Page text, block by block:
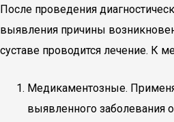
После проведения
выявления причины
суставе проводится лечение. К
Медикаментозные.
выявленного заболевания